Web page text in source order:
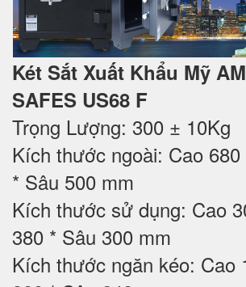
Két Sắt Xuất Khẩu Mỹ
SAFES US68 F
Trọng Lượng: 300 ± 10Kg
Kích thước ngoài: Cao
* Sâu 500 mm
Kích thước sử dụng: Cao
380 * Sâu 300 mm
Kích thước ngăn kéo: Cao